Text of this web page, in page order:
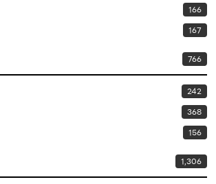
166
167
766
242
368
156
1,306